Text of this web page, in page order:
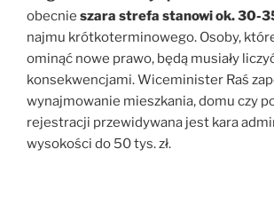
obecnie szara strefa stanowi ok. 30-
najmu krótkoterminowego. Osoby,
ominąć nowe prawo, będą musiały
konsekwencjami. Wiceminister Raś
wynajmowanie mieszkania, domu czy
rejestracji przewidywana jest kara
wysokości do 50 tys. zł.